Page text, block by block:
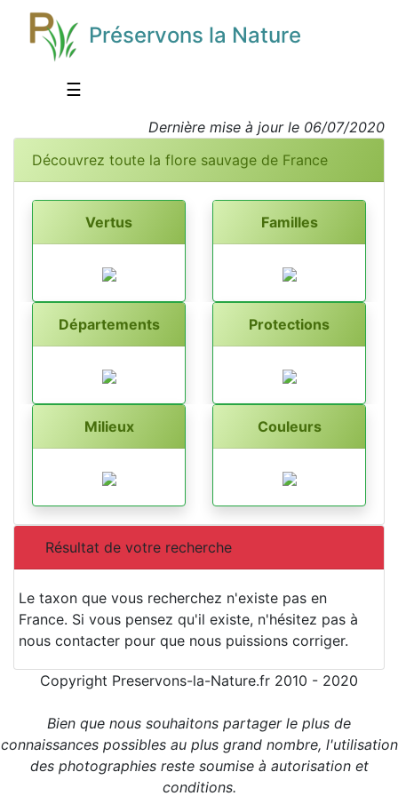
Préservons la Nature
☰
Dernière mise à jour le 06/07/2020
Découvrez toute la flore sauvage de France
Vertus Familles
Départements Protections
Milieux Couleurs
Résultat de votre recherche
Le taxon que vous recherchez n'existe pas en
France. Si vous pensez qu'il existe, n'hésitez pas à
nous contacter pour que nous puissions corriger.
Copyright Preservons-la-Nature.fr 2010 - 2020
Bien que nous souhaitons partager le plus de
connaissances possibles au plus grand nombre, l'utilisation
des photographies reste soumise à autorisation et
conditions.